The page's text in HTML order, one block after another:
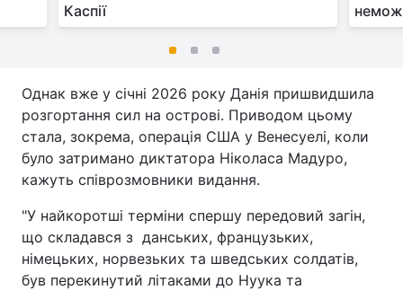
Каспії
Однак вже у січні 2026 року Данія пришвидшила
розгортання сил на острові. Приводом цьому
стала, зокрема, операція США у Венесуелі, коли
було затримано диктатора Ніколаса Мадуро,
кажуть співрозмовники видання.
"У найкоротші терміни спершу передовий загін,
що складався з данських, французьких,
німецьких, норвезьких та шведських солдатів,
був перекинутий літаками до Нуука та